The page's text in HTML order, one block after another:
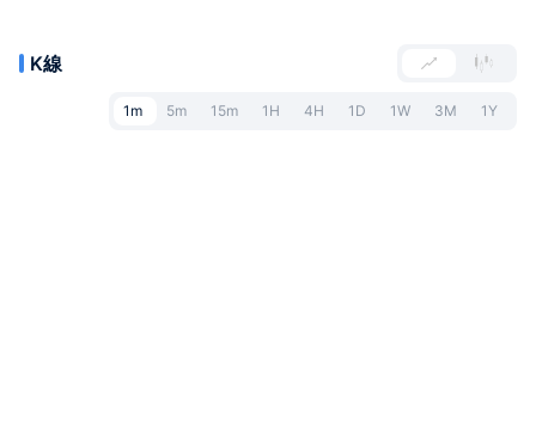
K線
1m 5m 15m 1H 4H 1D 1W 3M 1Y